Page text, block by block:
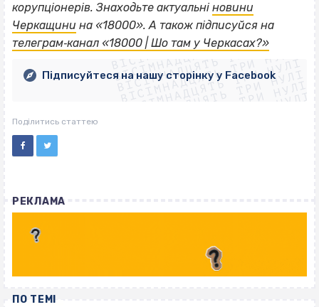
корупціонерів. Знаходьте актуальні новини
Черкащини на «18000». А також підписуйся на
телеграм‐канал «18000 | Шо там у Черкасах?»
ВІСІМНАДЦЯТЬ ТРИ НУЛІ
ВІСІМНАДЦЯТЬ ТРИ НУЛІ
ВІСІМНАДЦЯТЬ ТРИ НУЛІ
ВІСІМНАДЦЯТЬ ТРИ НУЛІ
ВІСІМНАДЦЯТЬ ТРИ НУЛІ
ВІСІМНАДЦЯТЬ ТРИ НУЛІ
ВІСІМНАДЦЯТЬ ТРИ НУЛІ
ВІСІМНАДЦЯТЬ ТРИ НУЛІ
Підписуйтеся на нашу сторінку у Facebook
Поділитись статтею
РЕКЛАМА
ПО ТЕМІ